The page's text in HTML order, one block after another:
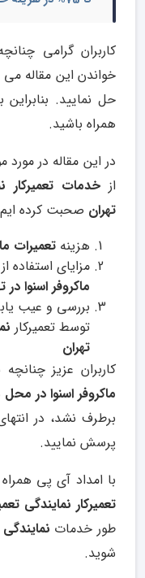
کاربران گرامی
خواندن این مقاله می
حل نمایید. بنابراین
همراه باشید.
در این مقاله در
ازخدمات تعمیرکار
تهران صحبت کرده
هزینه تعمیرات
مزایای استفاده از
ماکروفر اسنوا در
بررسی و عیب
توسط تعمیرکار
تهران
کاربران عزیز
ماکروفر اسنوا در محل
برطرف نشد، در
پرسش نمایید.
با امداد آی پی
تعمیرکار نمایندگی
طور خدمات
شوید.